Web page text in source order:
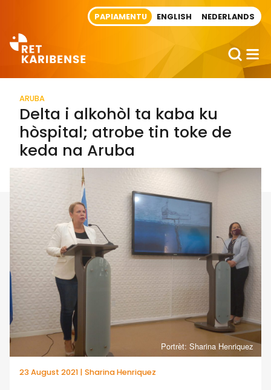
PAPIAMENTU ENGLISH NEDERLANDS
ARUBA
Delta i alkohòl ta kaba ku
hòspital; atrobe tin toke de
keda na Aruba
Portrèt: Sharina Henriquez
23 August 2021 | Sharina Henriquez